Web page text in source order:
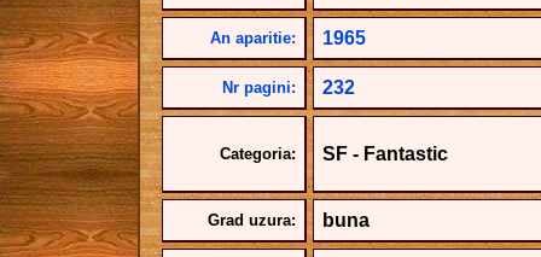
An aparitie: 1965
Nr pagini: 232
Categoria: SF - Fantastic
Grad uzura: buna